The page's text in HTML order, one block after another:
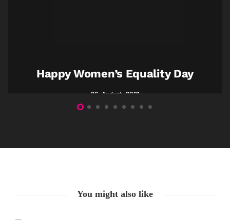
Happy Women’s Equality Day
26. August. 2021
You might also like